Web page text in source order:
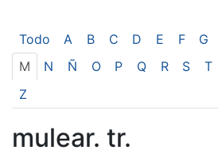
Todo A B C D E F G
M
N Ñ O P Q R S T
Z
mulear. tr.